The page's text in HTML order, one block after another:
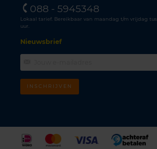
088 - 5945348
Lokaal tarief. Bereikbaar van maandag t/m vrijdag
uur.
Nieuwsbrief
INSCHRIJVEN